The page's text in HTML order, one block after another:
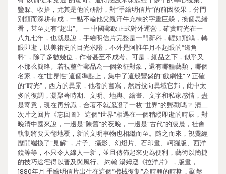
鑒躲、收拾，尤其是他的研討，對“手繪明信片”的前因後果，分門
別類而深耕有成，一點不輸他父親汗牛充棟的字畫巨躲，換個思緒
看，甚至更有“超出”。 一 中國郵政正式對外運營，確實時光在一
八九七年，也就是說，手繪明信片完整是一門新科，輕如飛鴻，轉
眼即逝，以美術史的目光求證，不外是阿誰年月不起眼的“邊角
料”，除了多數幾位，作者甚至不成考。可是，細品之下，似乎又
不那么簡略。若視整件郵品為一個象征對象，還有哪種藝類，哪個
名家，在“世界性”這個準點上，集中了這般豐盛的“戲劇性”？正確
的“時光”，西方的異景，他者的書寫，然后投向異域它邦，此中太
多的復調，凝聚著時期、文明、地輿、繪畫、文字和私家感情，盡
是寄意，現在再辨識，合著不就認證了一枚“世界”的郵戳嗎？ 清二
次片之回片《忘回圖》 這個“世界”相遇在一個稍縱即逝的時辰，對
晚清中國來說，一邊是“陳舊”的夜晚，一邊是“古代”的凌晨，社會
軌制將要天翻地覆，新的文明事物也相繼而至。隨之而來，視覺經
歷開端換了“見解”，片子、攝影、幻燈片、石印畫、軻羅版、西洋
鏡等等，不只令人線人一新，並且傳佈起來更為便利，藝術以簡捷
的技巧途徑得以普及與風行。 約翰·湯姆遜《拉洋片》，版畫，
1880年月 手繪明信片出生在這個“機械復制”為時興的時期，顯然